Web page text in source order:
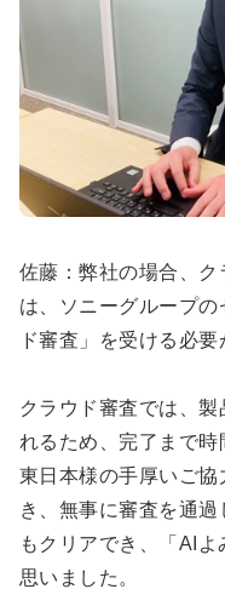
佐藤：弊社の場合、
は、ソニーグループ
ド審査」を受ける必要
クラウド審査では、
れるため、完了まで
東日本様の手厚いご
き、無事に審査を通
もクリアでき、「AI
思いました。